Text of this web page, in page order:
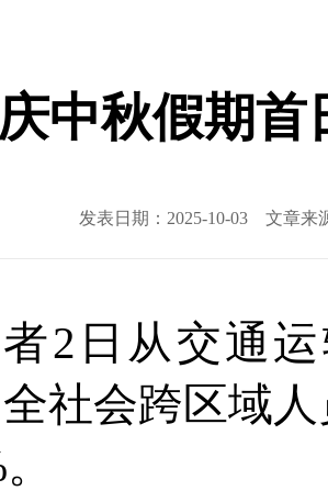
中秋假期
发表日期：2025-10-03 文章来
2日从交通
全社会跨区域